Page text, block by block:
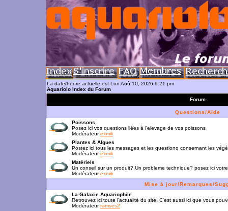
La date/heure actuelle est Lun Aoû 10, 2026 9:21 pm
Aquariolo Index du Forum
Forum
Questions/Aide
Poissons
Posez ici vos questions liées à l'elevage de vos poissons
Modérateurexmili
Plantes & Algues
Postez ici tous les messages et les questionq consernant les
Modérateurexmili
Matériels
Un conseil sur un produit? Un probleme technique? posez ici
Modérateurexmili
Mise à jour/Remarques/
La Galaxie Aquariophile
Retrouvez ici toute l'actualité du site. C'est aussi ici que vous
Modérateurramses2